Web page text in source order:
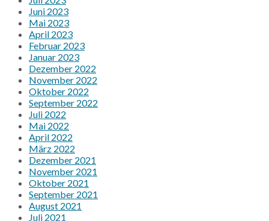
Juni 2023
Mai 2023
April 2023
Februar 2023
Januar 2023
Dezember 2022
November 2022
Oktober 2022
September 2022
Juli 2022
Mai 2022
April 2022
März 2022
Dezember 2021
November 2021
Oktober 2021
September 2021
August 2021
Juli 2021